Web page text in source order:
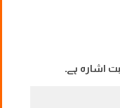
اشارہ ہے۔